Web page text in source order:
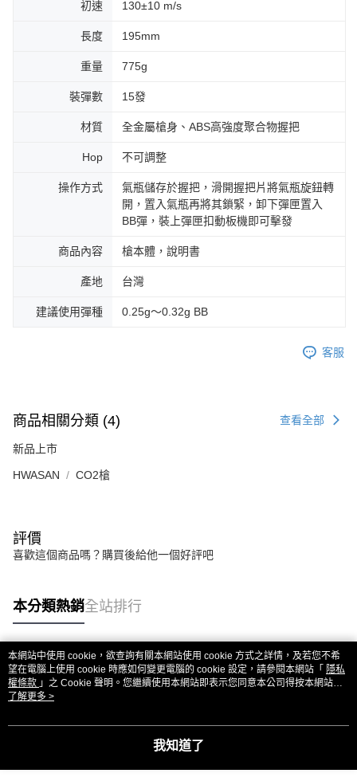
初速 130±10 m/s
長度 195mm
重量 775g
裝彈數 15發
材質 全金屬槍身、ABS高強度聚合物握把
Hop 不可調整
操作方式
氣瓶儲存於握把，滑開握把片將氣瓶旋鈕轉
開，置入氣瓶再將其鎖緊，卸下彈匣置入
BB彈，裝上彈匣扣動板機即可擊發
商品內容 槍本體，說明書
產地 台灣
建議使用彈種 0.25g～0.32g BB
客服
商品相關分類 (4) 查看全部
新品上市
HWASAN CO2槍
評價
喜歡這個商品嗎？購買後給他一個好評吧
本分類熱銷全站排行
熱門標籤
本網站中使用 cookie，欲查詢有關本網站使用 cookie 方式之詳情，及若您不希
望在電腦上使用 cookie 時應如何變更電腦的 cookie 設定，請參閱本網站「 隱私
權條款 」之 Cookie 聲明。您繼續使用本網站即表示您同意本公司得按本網站使
用條款之 Cookie 聲明使用 cookie。
了解更多 >
我知道了